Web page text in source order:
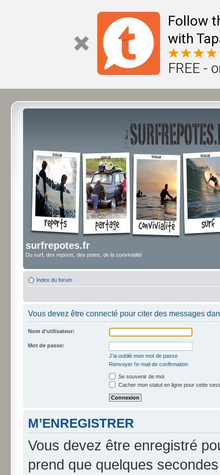
Follow
with
FREE -
surfrepotes.fr
Du surf, des reports, des potes, de la convivialité
Index du forum
Vous devez être connecté pour citer des messages
Nom d’utilisateur:
Mot de passe:
J’ai oublié mon mot de passe
Renvoyer l’e-mail de confirmation
Se souvenir de moi
Cacher mon statut en ligne pour cette
M’ENREGISTRER
Vous devez être enregistré
prend que quelques